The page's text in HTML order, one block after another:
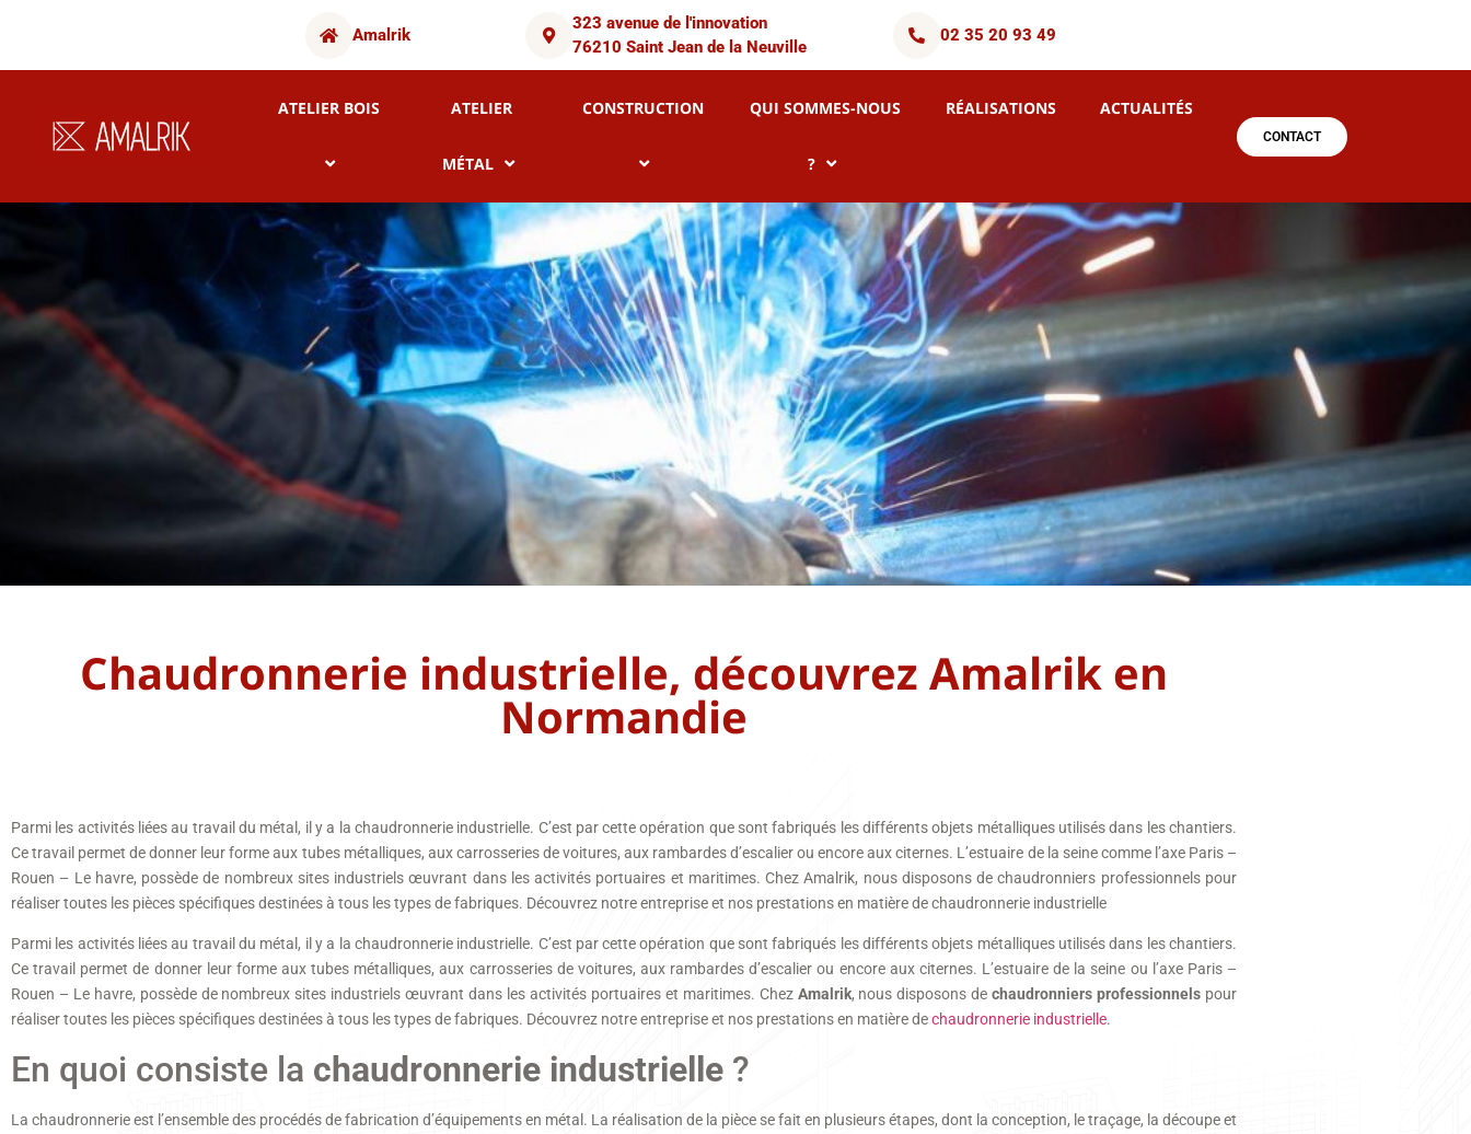
Amalrik
323 avenue de l'innovation
76210 Saint Jean de la Neuville
02 35 20 93 49
ATELIER BOIS ATELIER
MÉTAL
CONSTRUCTION QUI SOMMES-NOUS
?
RÉALISATIONS ACTUALITÉS
CONTACT
Chaudronnerie industrielle, découvrez Amalrik en
Normandie
Parmi les activités liées au travail du métal, il y a la chaudronnerie industrielle. C’est par cette opération que sont fabriqués les différents objets métalliques utilisés dans les chantiers.
Ce travail permet de donner leur forme aux tubes métalliques, aux carrosseries de voitures, aux rambardes d’escalier ou encore aux citernes. L’estuaire de la seine comme l’axe Paris –
Rouen – Le havre, possède de nombreux sites industriels œuvrant dans les activités portuaires et maritimes. Chez Amalrik, nous disposons de chaudronniers professionnels pour
réaliser toutes les pièces spécifiques destinées à tous les types de fabriques. Découvrez notre entreprise et nos prestations en matière de chaudronnerie industrielle
Parmi les activités liées au travail du métal, il y a la chaudronnerie industrielle. C’est par cette opération que sont fabriqués les différents objets métalliques utilisés dans les chantiers.
Ce travail permet de donner leur forme aux tubes métalliques, aux carrosseries de voitures, aux rambardes d’escalier ou encore aux citernes. L’estuaire de la seine ou l’axe Paris –
Rouen – Le havre, possède de nombreux sites industriels œuvrant dans les activités portuaires et maritimes. Chez Amalrik, nous disposons dechaudronniers professionnels pour
réaliser toutes les pièces spécifiques destinées à tous les types de fabriques. Découvrez notre entreprise et nos prestations en matière dechaudronnerie industrielle.
En quoi consiste la chaudronnerie industrielle ?
La chaudronnerie est l’ensemble des procédés de fabrication d’équipements en métal. La réalisation de la pièce se fait en plusieurs étapes, dont la conception, le traçage, la découpe et